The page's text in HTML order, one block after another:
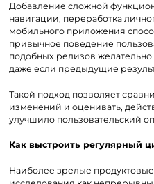
Добавление сложной
навигации, переработка
мобильного приложения
привычное поведение
подобных релизов
даже если предыдущие
Такой подход позволяет
изменений и оценивать,
улучшило пользовательский
Как выстроить регулярный
Наиболее зрелые